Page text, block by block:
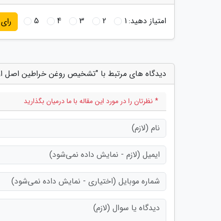
امتیاز دهید:1
2
3
4
5 رای
دیدگاه های مرتبط با "تشخیص روغن خراطین اصل
* نظرتان را در مورد این مقاله با ما درمیان بگذارید